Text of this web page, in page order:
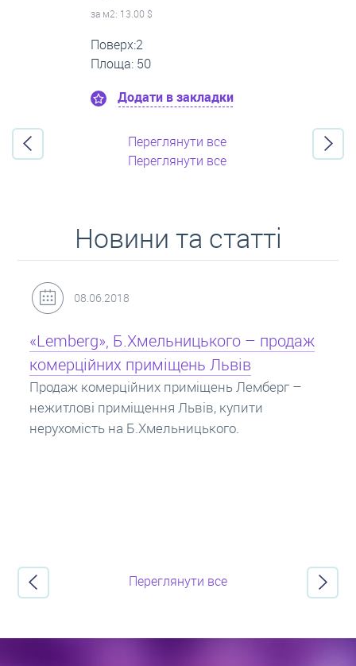
за м2: 0.00 $
Поверх:1
Площа: 65
Додати в закладки
Переглянути все
Переглянути все
Новини та статті
31.05.2018
Кредит під заставу нерухомості: іпотека
Іпотека на квартиру – кредит на житло під
заставу нерухомості. Купити в іпотеку – що
потрібно знати? Консультація від Експертів
про іпотечні кредити.
Переглянути все